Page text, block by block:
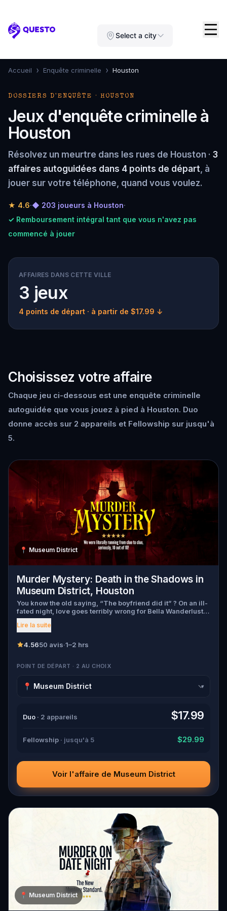
Questo Select a city
Accueil › Enquête criminelle › Houston
DOSSIERS D'ENQUÊTE · HOUSTON
Jeux d'enquête criminelle à
Houston
Résolvez un meurtre dans les rues de Houston · 3
affaires autoguidées dans 4 points de départ, à
jouer sur votre téléphone, quand vous voulez.
★ 4.6·◆ 203 joueurs à Houston·
✓ Remboursement intégral tant que vous n'avez pas
commencé à jouer
AFFAIRES DANS CETTE VILLE
3 jeux
4 points de départ · à partir de $17.99 ↓
Choisissez votre affaire
Chaque jeu ci-dessous est une enquête criminelle
autoguidée que vous jouez à pied à Houston. Duo
donne accès sur 2 appareils et Fellowship sur jusqu'à
5.
📍 Museum District
Murder Mystery: Death in the Shadows in
Museum District, Houston
You know the old saying, “The boyfriend did it” ? On an ill-
fated night, love goes terribly wrong for Bella Wanderlust
and Walter Bridges . Bella, a famous travel blogger, was
found dead during a ghost tour led by the theatrical Percy
Walter, the obsessed boyfriend? Percy, the ghost tour
suspects, and expose the real murderer before they strike
down all the crucial evidence.
Lire la suite
4.5650 avis·1–2 hrs
POINT DE DÉPART · 2 AU CHOIX
▾
Duo · 2 appareils $17.99
Fellowship · jusqu'à 5 $29.99
Voir l'affaire de Museum District
📍 Museum District